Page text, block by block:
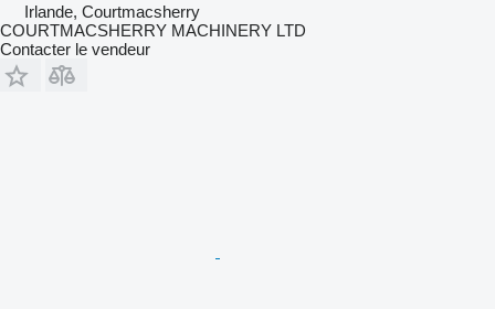
Irlande, Courtmacsherry
COURTMACSHERRY MACHINERY LTD
Contacter le vendeur